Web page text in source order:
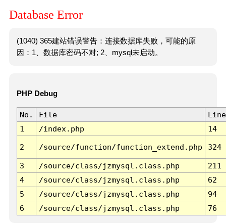
Database Error
(1040) 365建站错误警告：连接数据库失败，可能的原
因：1、数据库密码不对; 2、mysql未启动。
PHP Debug
No. File
Line
1
/index.php 14
2 /source/function/function_extend.php 324
3 /source/class/jzmysql.class.php
211
4
/source/class/jzmysql.class.php
62
5
/source/class/jzmysql.class.php
94
6
/source/class/jzmysql.class.php 76